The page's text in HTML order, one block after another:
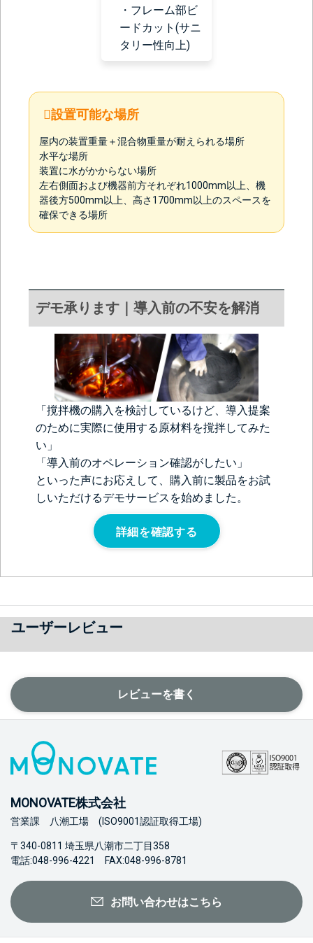
・フレーム部ビ
ードカット(サニ
タリー性向上)
設置可能な場所
屋内の装置重量＋混合物重量が耐えられる場所
水平な場所
装置に水がかからない場所
左右側面および機器前方それぞれ1000mm以上、機
器後方500mm以上、高さ1700mm以上のスペースを
確保できる場所
デモ承ります｜導入前の不安を解消
「撹拌機の購入を検討しているけど、導入提案
のために実際に使用する原材料を撹拌してみた
い」
「導入前のオペレーション確認がしたい」
といった声にお応えして、購入前に製品をお試
しいただけるデモサービスを始めました。
詳細を確認する
ユーザーレビュー
レビューを書く
MONOVATE株式会社
営業課 八潮工場 (ISO9001認証取得工場)
〒340-0811 埼玉県八潮市二丁目358
電話:048-996-4221 FAX:048-996-8781
お問い合わせはこちら